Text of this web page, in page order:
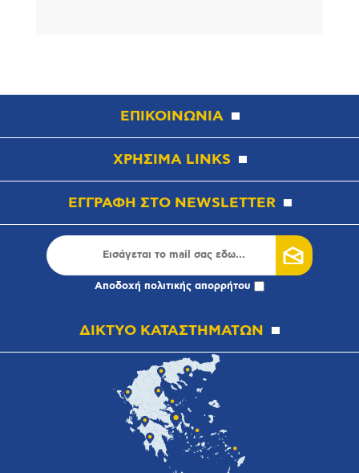
ΕΠΙΚΟΙΝΩΝΙΑ
ΧΡΗΣΙΜΑ LINKS
ΕΓΓΡΑΦΗ ΣΤΟ NEWSLETTER
Αποδοχή πολιτικής απορρήτου
ΔΙΚΤΥΟ ΚΑΤΑΣΤΗΜΑΤΩΝ